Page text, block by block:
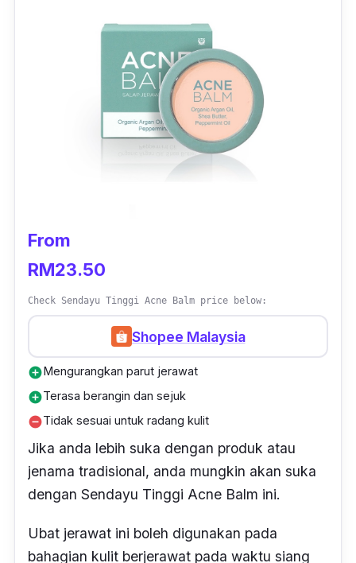
From
RM23.50
Check Sendayu Tinggi Acne Balm price below:
Shopee Malaysia
add_circleMengurangkan parut jerawat
add_circleTerasa berangin dan sejuk
remove_circleTidak sesuai untuk radang kulit
Jika anda lebih suka dengan produk atau
jenama tradisional, anda mungkin akan suka
dengan Sendayu Tinggi Acne Balm ini.
Ubat jerawat ini boleh digunakan pada
bahagian kulit berjerawat pada waktu siang